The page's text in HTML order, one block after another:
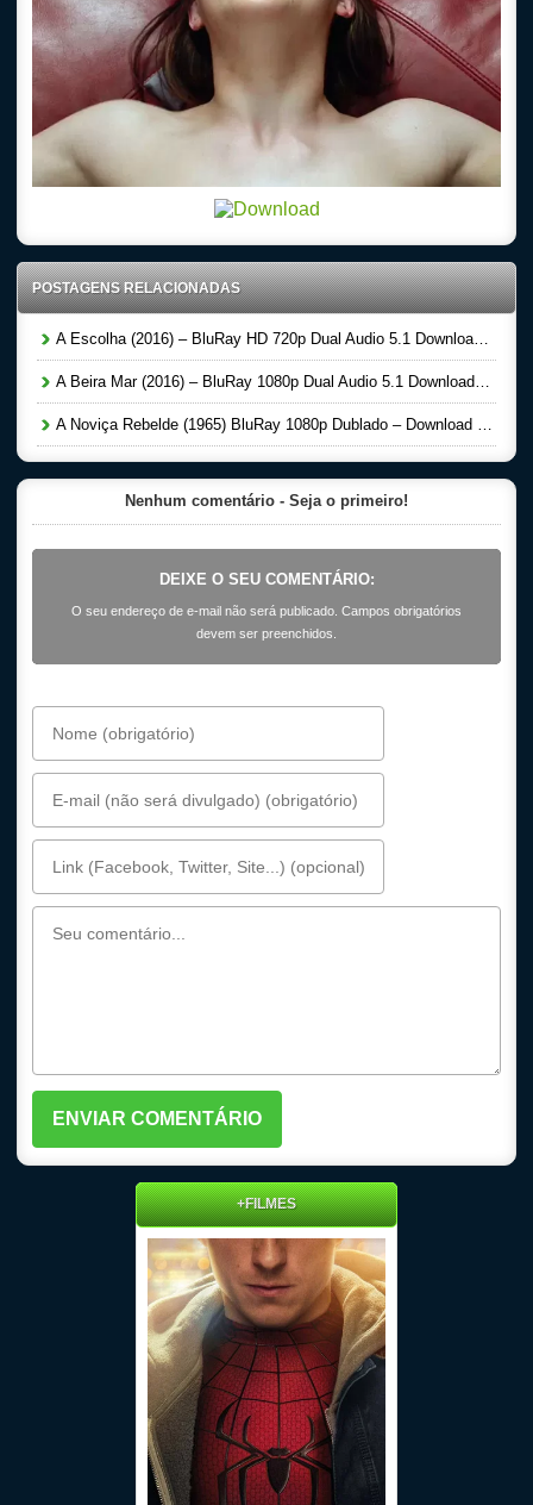
POSTAGENS RELACIONADAS
A Escolha (2016) – BluRay HD 720p Dual Audio 5.1 Download Torrent
A Beira Mar (2016) – BluRay 1080p Dual Audio 5.1 Download Torrent
A Noviça Rebelde (1965) BluRay 1080p Dublado – Download Torrent
Nenhum comentário - Seja o primeiro!
DEIXE O SEU COMENTÁRIO:
O seu endereço de e-mail não será publicado. Campos obrigatórios
devem ser preenchidos.
+FILMES